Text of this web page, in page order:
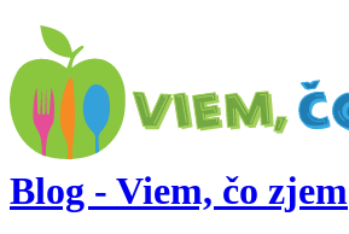
Blog - Viem, čo zjem